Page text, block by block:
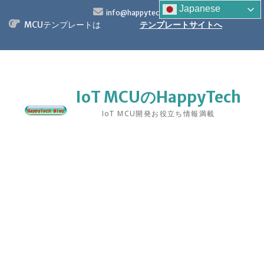
info@happytech.jp
MCUテンプレートは テンプレートサイトへ
IoT MCUのHappyTech
IoT MCU開発お役立ち情報満載
Japanese